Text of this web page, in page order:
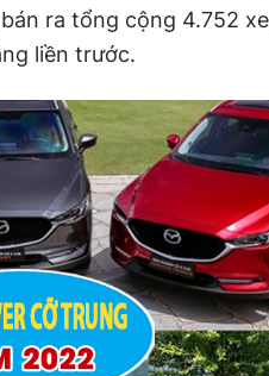
ra tổng cộng 4.752
liền trước.